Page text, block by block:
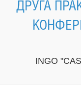
ДРУГА
INGO